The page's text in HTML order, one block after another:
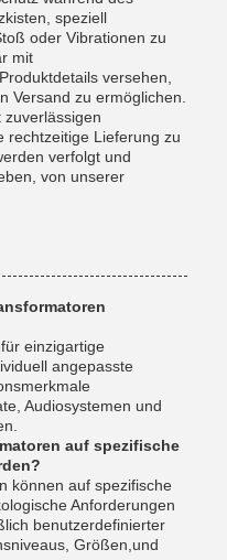
speziell
oder Vibrationen zu
mit
versehen,
Versand zu ermöglichen.
zuverlässigen
rechtzeitige Lieferung zu
verfolgt und
von unserer
einzigartige
angepasste
Audiosystemen und
auf spezifische
können auf spezifische
Anforderungen
benutzerdefinierter
Größen,und